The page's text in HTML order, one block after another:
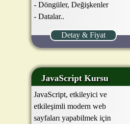
- Döngüler, Değişkenler
- Datalar..
Detay & Fiyat
JavaScript Kursu
JavaScript, etkileyici ve
etkileşimli modern web
sayfaları yapabilmek için